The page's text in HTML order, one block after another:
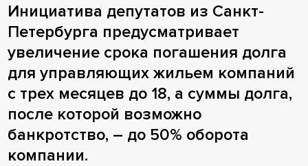
Инициатива депутатов из Санкт-
Петербурга предусматривает
увеличение срока погашения долга
для управляющих жильем компаний
с трех месяцев до 18, а суммы долга,
после которой возможно
банкротство, – до 50% оборота
компании.